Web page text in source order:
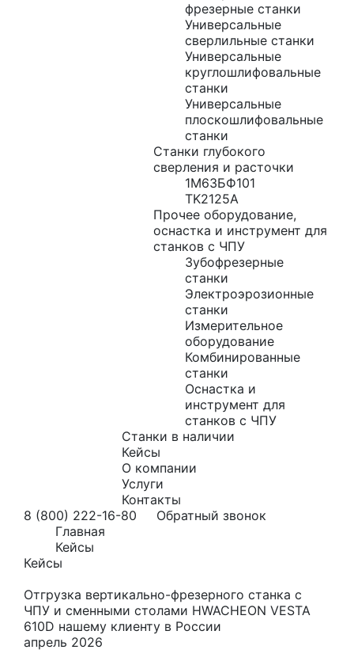
фрезерные станки
Универсальные
сверлильные станки
Универсальные
круглошлифовальные
станки
Универсальные
плоскошлифовальные
станки
Станки глубокого
сверления и расточки
1М63БФ101
TK2125A
Прочее оборудование,
оснастка и инструмент для
станков с ЧПУ
Зубофрезерные
станки
Электроэрозионные
станки
Измерительное
оборудование
Комбинированные
станки
Оснастка и
инструмент для
станков с ЧПУ
Станки в наличии
Кейсы
О компании
Услуги
Контакты
8 (800) 222-16-80
Обратный звонок
Главная
Кейсы
Кейсы
Отгрузка вертикально-фрезерного станка с
ЧПУ и сменными столами HWACHEON VESTA
610D нашему клиенту в России
апрель 2026